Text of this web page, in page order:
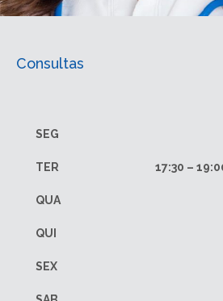
Consultas
SEG
TER 17:30 –
QUA
QUI
SEX